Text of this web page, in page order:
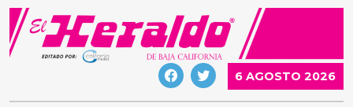
Skip
content
6 AGOSTO 2026